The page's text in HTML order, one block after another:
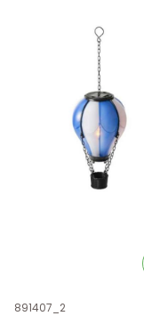
Kod produktu
891407_2